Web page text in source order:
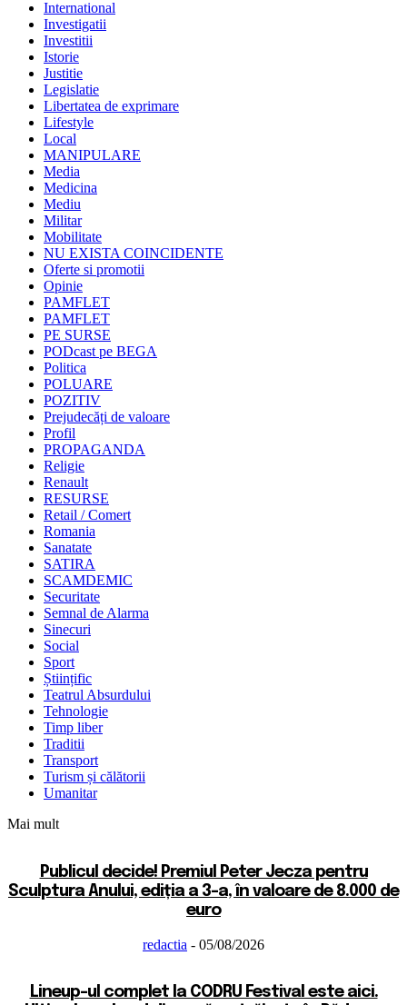
International
Investigatii
Investitii
Istorie
Justitie
Legislatie
Libertatea de exprimare
Lifestyle
Local
MANIPULARE
Media
Medicina
Mediu
Militar
Mobilitate
NU EXISTA COINCIDENTE
Oferte si promotii
Opinie
PAMFLET
PAMFLET
PE SURSE
PODcast pe BEGA
Politica
POLUARE
POZITIV
Prejudecăți de valoare
Profil
PROPAGANDA
Religie
Renault
RESURSE
Retail / Comert
Romania
Sanatate
SATIRA
SCAMDEMIC
Securitate
Semnal de Alarma
Sinecuri
Social
Sport
Științific
Teatrul Absurdului
Tehnologie
Timp liber
Traditii
Transport
Turism și călătorii
Umanitar
Mai mult
Publicul decide! Premiul Peter Jecza pentru
Sculptura Anului, ediția a 3-a, în valoare de 8.000 de
euro
redactia - 05/08/2026
Lineup-ul complet la CODRU Festival este aici.